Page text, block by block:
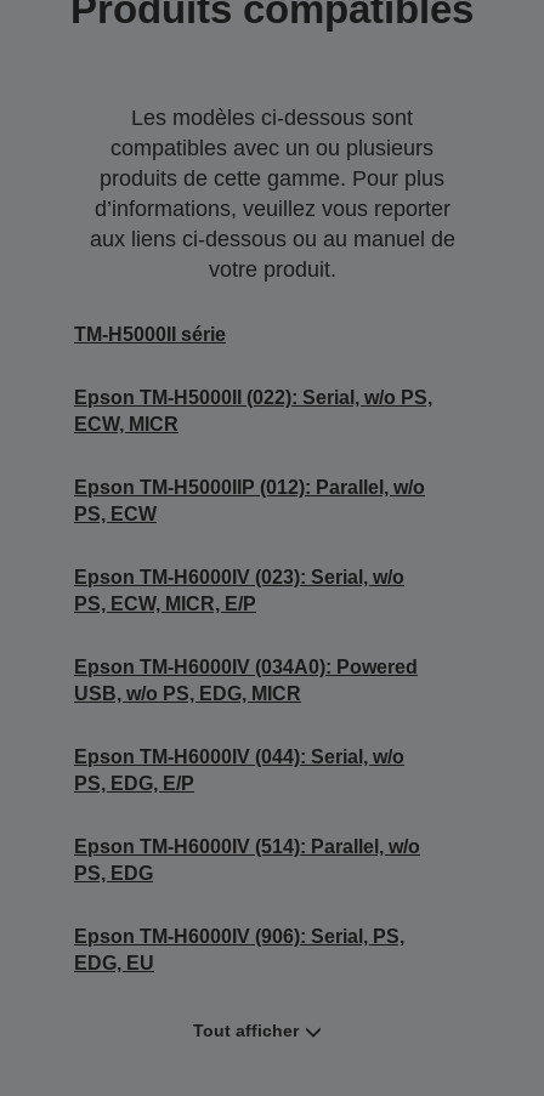
Les modèles ci-dessous sont
compatibles avec un ou plusieurs
produits de cette gamme. Pour plus
d’informations, veuillez vous reporter
aux liens ci-dessous ou au manuel de
votre produit.
TM-H5000II série
Epson TM-H5000II (022): Serial, w/o PS,
ECW, MICR
Epson TM-H5000IIP (012): Parallel, w/o
PS, ECW
Epson TM-H6000IV (023): Serial, w/o
PS, ECW, MICR, E/P
Epson TM-H6000IV (034A0): Powered
USB, w/o PS, EDG, MICR
Epson TM-H6000IV (044): Serial, w/o
PS, EDG, E/P
Epson TM-H6000IV (514): Parallel, w/o
PS, EDG
Epson TM-H6000IV (906): Serial, PS,
EDG, EU
Tout afficher